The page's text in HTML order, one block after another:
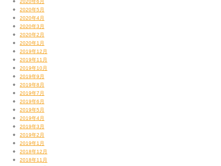
2020年5月
2020年4月
2020年3月
2020年2月
2020年1月
2019年12月
2019年11月
2019年10月
2019年9月
2019年8月
2019年7月
2019年6月
2019年5月
2019年4月
2019年3月
2019年2月
2019年1月
2018年12月
2018年11月